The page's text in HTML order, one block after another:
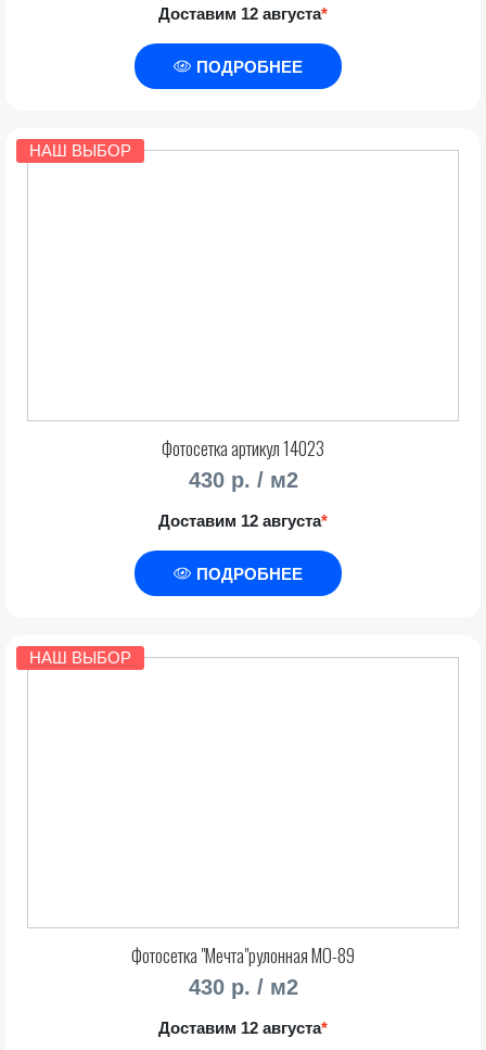
Доставим 12 августа*
ПОДРОБНЕЕ
НАШ ВЫБОР
Фотосетка артикул 14023
430 р. / м2
Доставим 12 августа*
ПОДРОБНЕЕ
НАШ ВЫБОР
Фотосетка "Мечта"рулонная МО-89
430 р. / м2
Доставим 12 августа*